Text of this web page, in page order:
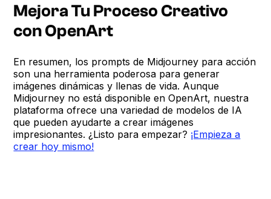
Mejora Tu Proceso Creativo
con OpenArt
En resumen, los prompts de Midjourney para acción
son una herramienta poderosa para generar
imágenes dinámicas y llenas de vida. Aunque
Midjourney no está disponible en OpenArt, nuestra
plataforma ofrece una variedad de modelos de IA
que pueden ayudarte a crear imágenes
impresionantes. ¿Listo para empezar? ¡Empieza a
crear hoy mismo!